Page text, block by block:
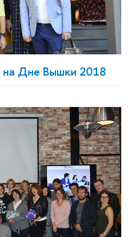
на Дне Вышки 2018